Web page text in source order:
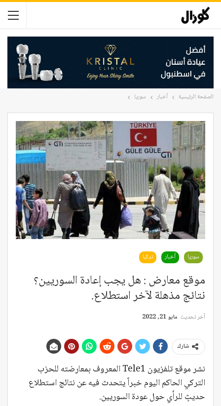
الصفحة الرئيسية أخبار سوريا
سوريا أخبار تركيا
موقع معارض : هل يجب إعادة السوريين؟
نتائج مذهلة لآخر استطلاع.
آخر تحديث مايو 21, 2022
شارك
نشر موقع تلفزيون Tele1 المعروف بمعارضته للحزب
التركي الحاكم اليوم خبراً يتحدث فيه عن نتائج استطلاع
حديثٍ للرأي حول عودة السوريين.